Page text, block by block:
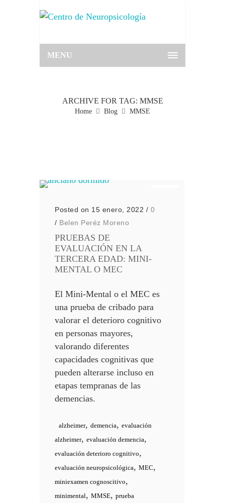
MENU
ARCHIVE FOR TAG: MMSE
Home Blog MMSE
Posted on 15 enero, 2022 / 0
/ Belen Peréz Moreno
PRUEBAS DE
EVALUACIÓN EN LA
TERCERA EDAD: MINI-
MENTAL O MEC
El Mini-Mental o el MEC es
una prueba de cribado para
valorar el deterioro cognitivo
en personas mayores,
valorando diferentes
capacidades cognitivas que
pueden alterarse incluso en
etapas tempranas de las
demencias.
alzheimer, demencia, evaluación
alzheimer, evaluación demencia,
evaluación deterioro cognitivo,
evaluación neuropsicológica, MEC,
miniexamen cognoscitivo,
minimental, MMSE, prueba